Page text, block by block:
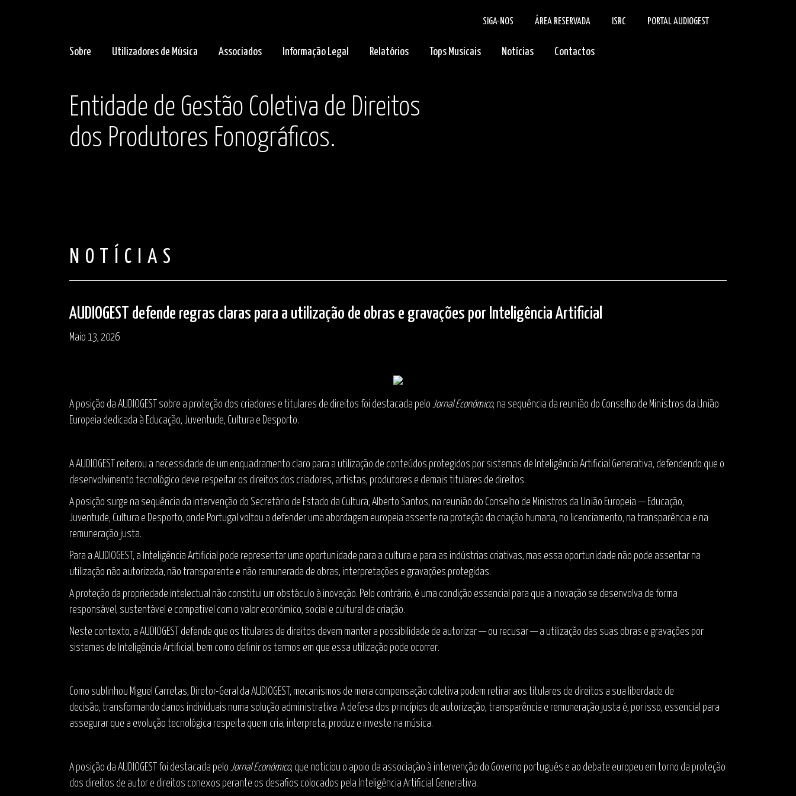
SIGA-NOS ÁREA RESERVADA ISRC PORTAL AUDIOGEST
Sobre Utilizadores de Música Associados Informação Legal Relatórios Tops Musicais Notícias Contactos
Entidade de Gestão Coletiva de Direitos
dos Produtores Fonográficos.
NOTÍCIAS
AUDIOGEST defende regras claras para a utilização de obras e gravações por Inteligência Artificial
Maio 13, 2026
A posição da AUDIOGEST sobre a proteção dos criadores e titulares de direitos foi destacada pelo Jornal Económico, na sequência da reunião do Conselho de Ministros da União
Europeia dedicada à Educação, Juventude, Cultura e Desporto.
A AUDIOGEST reiterou a necessidade de um enquadramento claro para a utilização de conteúdos protegidos por sistemas de Inteligência Artificial Generativa, defendendo que o
desenvolvimento tecnológico deve respeitar os direitos dos criadores, artistas, produtores e demais titulares de direitos.
A posição surge na sequência da intervenção do Secretário de Estado da Cultura, Alberto Santos, na reunião do Conselho de Ministros da União Europeia — Educação,
Juventude, Cultura e Desporto, onde Portugal voltou a defender uma abordagem europeia assente na proteção da criação humana, no licenciamento, na transparência e na
remuneração justa.
Para a AUDIOGEST, a Inteligência Artificial pode representar uma oportunidade para a cultura e para as indústrias criativas, mas essa oportunidade não pode assentar na
utilização não autorizada, não transparente e não remunerada de obras, interpretações e gravações protegidas.
A proteção da propriedade intelectual não constitui um obstáculo à inovação. Pelo contrário, é uma condição essencial para que a inovação se desenvolva de forma
responsável, sustentável e compatível com o valor económico, social e cultural da criação.
Neste contexto, a AUDIOGEST defende que os titulares de direitos devem manter a possibilidade de autorizar — ou recusar — a utilização das suas obras e gravações por
sistemas de Inteligência Artificial, bem como definir os termos em que essa utilização pode ocorrer.
Como sublinhou Miguel Carretas, Diretor-Geral da AUDIOGEST, mecanismos de mera compensação coletiva podem retirar aos titulares de direitos a sua liberdade de
decisão, transformando danos individuais numa solução administrativa. A defesa dos princípios de autorização, transparência e remuneração justa é, por isso, essencial para
assegurar que a evolução tecnológica respeita quem cria, interpreta, produz e investe na música.
A posição da AUDIOGEST foi destacada pelo Jornal Económico, que noticiou o apoio da associação à intervenção do Governo português e ao debate europeu em torno da proteção
dos direitos de autor e direitos conexos perante os desafios colocados pela Inteligência Artificial Generativa.